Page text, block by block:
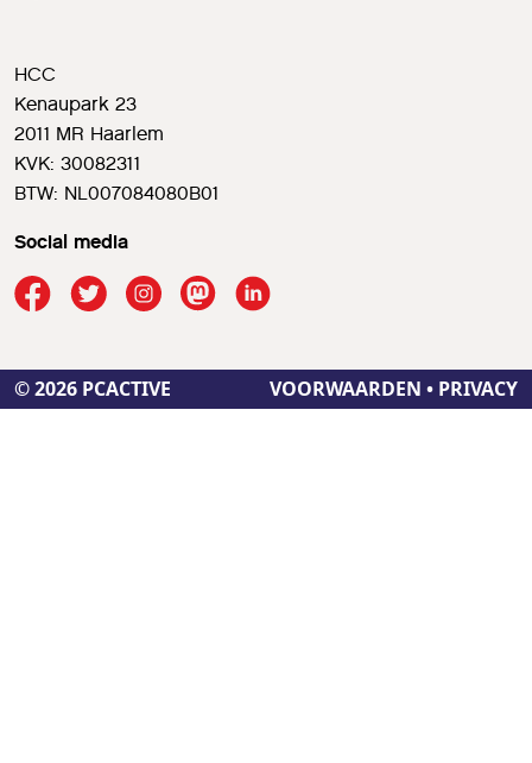
HCC
Kenaupark 23
2011 MR Haarlem
KVK: 30082311
BTW: NL007084080B01
Social media
© 2026 PCACTIVE VOORWAARDEN • PRIVACY